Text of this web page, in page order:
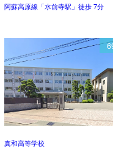
阿蘇高原線「水前寺駅」徒歩 7分
真和高等学校